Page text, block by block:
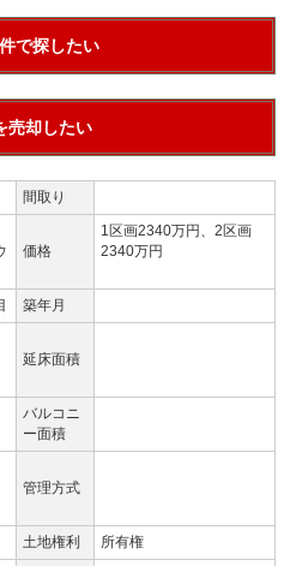
で探したい
売却したい
間取り
価格
1区画2340万円、2区画
2340万円
築年月
延床面積
バルコニ
ー面積
管理方式
土地権利
所有権